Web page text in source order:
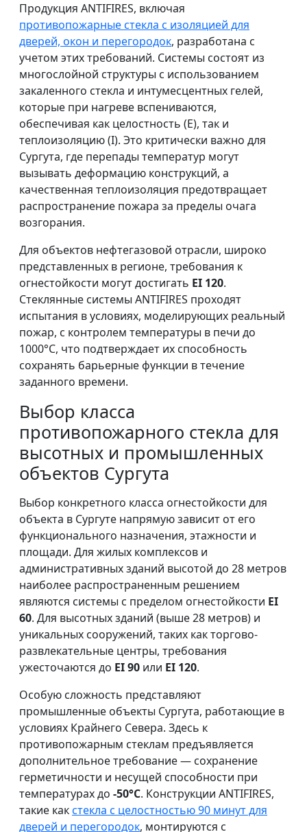
Продукция ANTIFIRES, включая
противопожарные стекла с изоляцией для
дверей, окон и перегородок, разработана с
учетом этих требований. Системы состоят из
многослойной структуры с использованием
закаленного стекла и интумесцентных гелей,
которые при нагреве вспениваются,
обеспечивая как целостность (E), так и
теплоизоляцию (I). Это критически важно для
Сургута, где перепады температур могут
вызывать деформацию конструкций, а
качественная теплоизоляция предотвращает
распространение пожара за пределы очага
возгорания.
Для объектов нефтегазовой отрасли, широко
представленных в регионе, требования к
огнестойкости могут достигать EI 120.
Стеклянные системы ANTIFIRES проходят
испытания в условиях, моделирующих реальный
пожар, с контролем температуры в печи до
1000°C, что подтверждает их способность
сохранять барьерные функции в течение
заданного времени.
Выбор класса
противопожарного стекла для
высотных и промышленных
объектов Сургута
Выбор конкретного класса огнестойкости для
объекта в Сургуте напрямую зависит от его
функционального назначения, этажности и
площади. Для жилых комплексов и
административных зданий высотой до 28 метров
наиболее распространенным решением
являются системы с пределом огнестойкости EI
60. Для высотных зданий (выше 28 метров) и
уникальных сооружений, таких как торгово-
развлекательные центры, требования
ужесточаются до EI 90 или EI 120.
Особую сложность представляют
промышленные объекты Сургута, работающие в
условиях Крайнего Севера. Здесь к
противопожарным стеклам предъявляется
дополнительное требование — сохранение
герметичности и несущей способности при
температурах до -50°C. Конструкции ANTIFIRES,
такие какстекла с целостностью 90 минут для
дверей и перегородок, монтируются с